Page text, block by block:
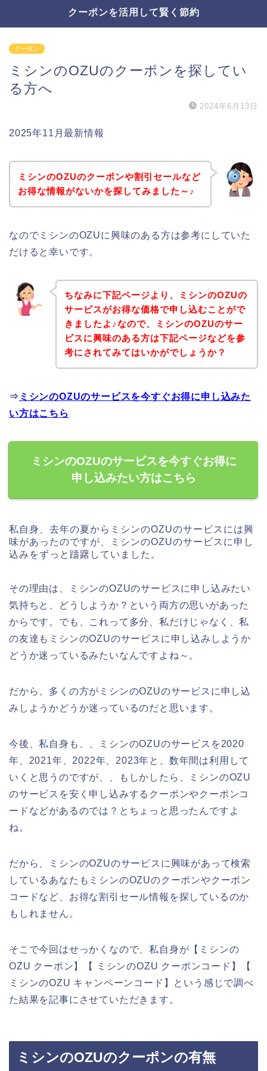
クーポンを活用して賢く節約
クーポン
ミシンのOZUのクーポンを探してい
る方へ
2024年6月13日
2025年11月最新情報
ミシンのOZUのクーポンや割引セールなど
お得な情報がないかを探してみました～♪
なのでミシンのOZUに興味のある方は参考にしていた
だけると幸いです。
ちなみに下記ページより、ミシンのOZUの
サービスがお得な価格で申し込むことがで
きましたよ♪なので、ミシンのOZUのサー
ビスに興味のある方は下記ページなどを参
考にされてみてはいかがでしょうか？
⇒ ミシンのOZUのサービスを今すぐお得に申し込みた
い方はこちら
ミシンのOZUのサービスを今すぐお得に
申し込みたい方はこちら
私自身、去年の夏からミシンのOZUのサービスには興
味があったのですが、ミシンのOZUのサービスに申し
込みをずっと躊躇していました。
その理由は、ミシンのOZUのサービスに申し込みたい
気持ちと、どうしようか？という両方の思いがあった
からです。でも、これって多分、私だけじゃなく、私
の友達もミシンのOZUのサービスに申し込みしようか
どうか迷っているみたいなんですよね～。
だから、多くの方がミシンのOZUのサービスに申し込
みしようかどうか迷っているのだと思います。
今後、私自身も、、ミシンのOZUのサービスを2020
年、2021年、2022年、2023年と、数年間は利用して
いくと思うのですが、、もしかしたら、ミシンのOZU
のサービスを安く申し込みするクーポンやクーポンコ
ードなどがあるのでは？とちょっと思ったんですよ
ね。
だから、ミシンのOZUのサービスに興味があって検索
しているあなたもミシンのOZUのクーポンやクーポン
コードなど、お得な割引セール情報を探しているのか
もしれません。
そこで今回はせっかくなので、私自身が【ミシンの
OZU クーポン】【 ミシンのOZU クーポンコード】【
ミシンのOZU キャンペーンコード】という感じで調べ
た結果を記事にさせていただきます。
ミシンのOZUのクーポンの有無